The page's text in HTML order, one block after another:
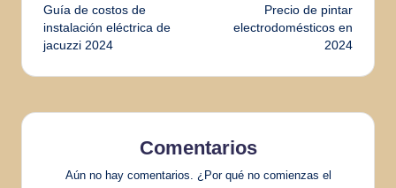
de
entradas
Guía de costos de
instalación eléctrica de
jacuzzi 2024
Precio de pintar
electrodomésticos en
2024
Comentarios
Aún no hay comentarios. ¿Por qué no comienzas el